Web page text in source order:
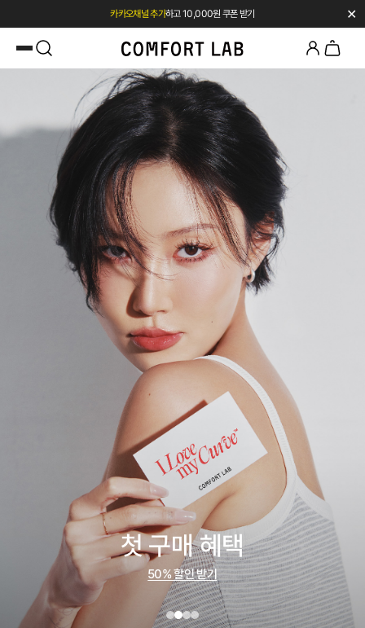
카카오채널 추가하고 10,000원 쿠폰 받기
첫 구매 전용 혜택 l 베스트셀러 50% OFF
✕
첫 구매 혜택
50% 할인 받기